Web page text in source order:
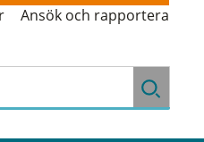
Ansök och rapportera